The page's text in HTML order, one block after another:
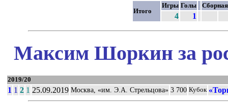
Итого
Игры Голы Сборная
4 1
Максим Шоркин за
2019/20
1 1 2 1 25.09.2019 Москва, «им. Э.А. Стрельцова» 3 700 Кубок